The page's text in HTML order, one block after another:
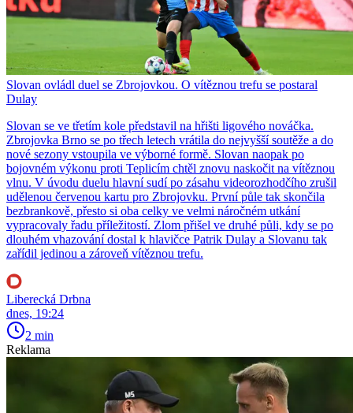
Slovan ovládl duel se Zbrojovkou. O vítěznou trefu se postaral
Dulay
Slovan se ve třetím kole představil na hřišti ligového nováčka.
Zbrojovka Brno se po třech letech vrátila do nejvyšší soutěže a do
nové sezony vstoupila ve výborné formě. Slovan naopak po
bojovném výkonu proti Teplicím chtěl znovu naskočit na vítěznou
vlnu. V úvodu duelu hlavní sudí po zásahu videorozhodčího zrušil
udělenou červenou kartu pro Zbrojovku. První půle tak skončila
bezbrankově, přesto si oba celky ve velmi náročném utkání
vypracovaly řadu příležitostí. Zlom přišel ve druhé půli, kdy se po
dlouhém vhazování dostal k hlavičce Patrik Dulay a Slovanu tak
zařídil jedinou a zároveň vítěznou trefu.
Liberecká Drbna
dnes, 19:24
2 min
Reklama